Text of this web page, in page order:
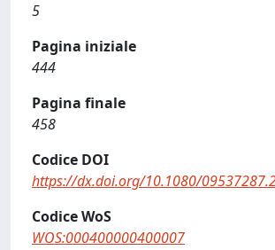
5
Pagina iniziale
444
Pagina finale
458
Codice DOI
https://dx.doi.org/10.1080/
Codice WoS
WOS:000400000400007